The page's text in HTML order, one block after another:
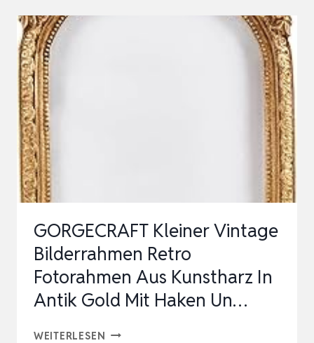
GORGECRAFT Kleiner Vintage
Bilderrahmen Retro
Fotorahmen Aus Kunstharz In
Antik Gold Mit Haken Un…
WEITERLESEN GORGECRAFT